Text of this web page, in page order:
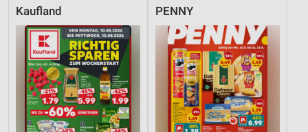
Kaufland PENNY